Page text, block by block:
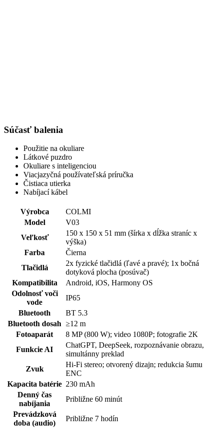
Súčasť balenia
Použitie na okuliare
Látkové puzdro
Okuliare s inteligenciou
Viacjazyčná používateľská príručka
Čistiaca utierka
Nabíjací kábel
Výrobca
COLMI
Model
V03
Veľkosť
150 x 150 x 51 mm (šírka x dĺžka straníc x
výška)
Farba
Čierna
Tlačidlá
2x fyzické tlačidlá (ľavé a pravé); 1x bočná
dotyková plocha (posúvač)
Kompatibilita
Android, iOS, Harmony OS
Odolnosť voči
vode
IP65
Bluetooth
BT 5.3
Bluetooth dosah ≥12 m
Fotoaparát
8 MP (800 W); video 1080P; fotografie 2K
Funkcie AI
ChatGPT, DeepSeek, rozpoznávanie obrazu,
simultánny preklad
Zvuk
Hi-Fi stereo; otvorený dizajn; redukcia šumu
ENC
Kapacita batérie 230 mAh
Denný čas
nabíjania
Približne 60 minút
Prevádzková
doba (audio)
Približne 7 hodín